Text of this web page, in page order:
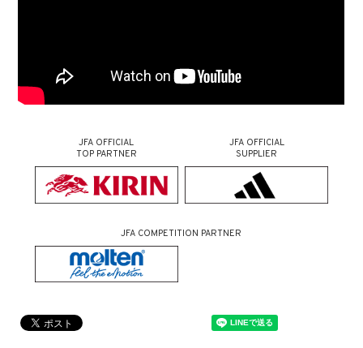
JFA OFFICIAL
TOP PARTNER
JFA OFFICIAL
SUPPLIER
JFA COMPETITION PARTNER